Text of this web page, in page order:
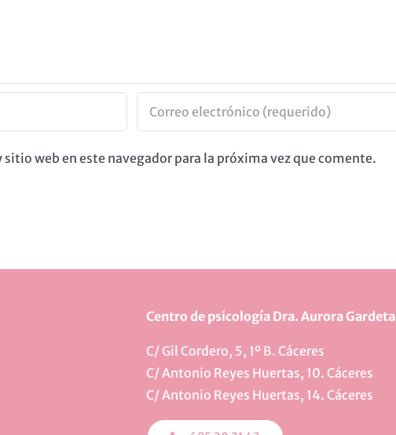
web en este navegador para la próxima vez que comente.
Centro de psicología Dra. Aurora Gardeta
C/ Gil Cordero, 5, 1º B. Cáceres
C/ Antonio Reyes Huertas, 10. Cáceres
C/ Antonio Reyes Huertas, 14. Cáceres